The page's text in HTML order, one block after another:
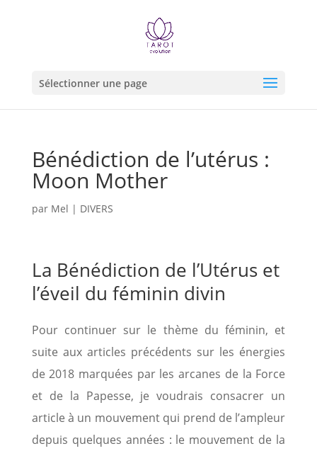
Sélectionner une page
Bénédiction de l’utérus :
Moon Mother
par Mel | DIVERS
La Bénédiction de l’Utérus et
l’éveil du féminin divin
Pour continuer sur le thème du féminin, et
suite aux articles précédents sur les énergies
de 2018 marquées par les arcanes de la Force
et de la Papesse, je voudrais consacrer un
article à un mouvement qui prend de l’ampleur
depuis quelques années : le mouvement de la